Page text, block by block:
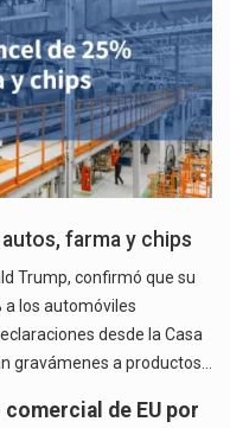
autos, farma y chips
Trump, confirmó que su
a los automóviles
desde la Casa
gravámenes a productos…
de EU por